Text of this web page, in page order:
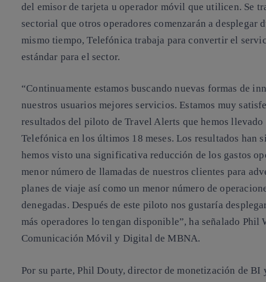
del emisor de tarjeta u operador móvil que utilicen. Se
sectorial que otros operadores comenzarán a desplegar
mismo tiempo, Telefónica trabaja para convertir el
estándar para el sector.
“Continuamente estamos buscando nuevas formas de
nuestros usuarios mejores servicios. Estamos muy
resultados del piloto de Travel Alerts que hemos llevado
Telefónica en los últimos 18 meses. Los resultados han
hemos visto una significativa reducción de los gastos
menor número de llamadas de nuestros clientes para
planes de viaje así como un menor número de
denegadas. Después de este piloto nos gustaría
más operadores lo tengan disponible”, ha señalado Phil
Comunicación Móvil y Digital de MBNA.
Por su parte, Phil Douty, director de monetización de BI